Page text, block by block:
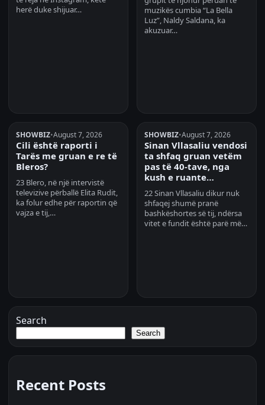
herë duke shijuar…
muzikës cumbia “La Bella
Luz”, Naldy Saldana, ka
akuzuar…
SHOWBIZ•August 7, 2026
Cili është raporti i
Tarës me gruan e re të
Bleros?
23 Blero, në një intervistë
televizive përballë Elita Rudit,
ka folur edhe për raportin që
vajza e tij,…
SHOWBIZ•August 7, 2026
Sinan Vllasaliu vendosi
ta shfaq gruan vetëm
pas të 40-tave, nga
kush e ruante…
22 Sinan Vllasaliu dikur nuk
shfaqej shumë pranë
bashkëshortes së tij, ndërsa
vitet e fundit është parë më…
Search
Search
Recent Posts